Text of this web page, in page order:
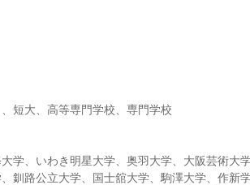
短大、高等専門学校、専門学校
学、いわき明星大学、奥羽大学、大阪芸術大
釧路公立大学、国士舘大学、駒澤大学、作新